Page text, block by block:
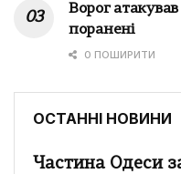
Ворог
поранені
0 ПОШИРИТИ
ОСТАННІ НОВИНИ
Частина Одеси